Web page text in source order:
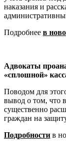
наказания и
Подробнее в
Адвокаты
«сплошной»
Поводом для
вывод о том, что
существенно
граждан на
Подробности в